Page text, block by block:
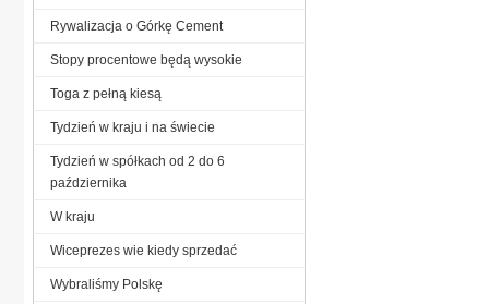
Rywalizacja o Górkę Cement
Stopy procentowe będą wysokie
Toga z pełną kiesą
Tydzień w kraju i na świecie
Tydzień w spółkach od 2 do 6
października
W kraju
Wiceprezes wie kiedy sprzedać
Wybraliśmy Polskę